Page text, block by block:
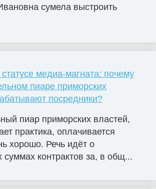
сумела выстроить
медиа-магната: почему
пиаре приморских
посредники?
пиар приморских властей,
практика, оплачивается
хорошо. Речь идёт о
контрактов за, в общ...